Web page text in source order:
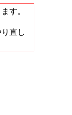
す。
直し